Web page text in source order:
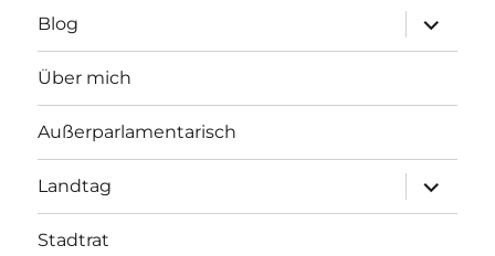
Blog
öffnen
Über mich
Außerparlamentarisch
Landtag
öffnen
Stadtrat